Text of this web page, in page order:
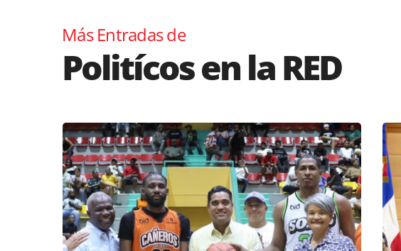
Más Entradas de
Politícos en la RED